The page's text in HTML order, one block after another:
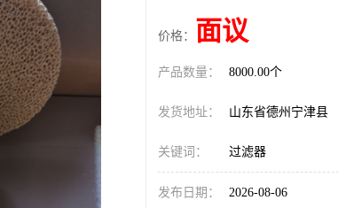
价格： 面议
产品数量： 8000.00个
发货地址： 山东省德州宁津县
关键词： 过滤器
发布日期： 2026-08-06